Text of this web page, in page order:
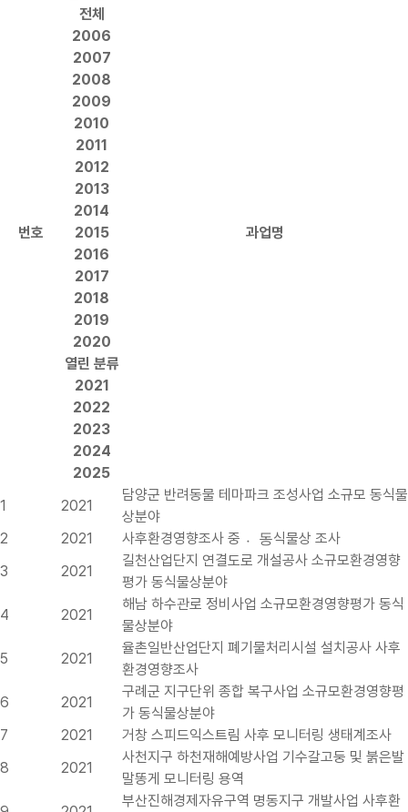
번호
전체
2006
2007
2008
2009
2010
2011
2012
2013
2014
2015
2016
2017
2018
2019
2020
열린 분류
2021
2022
2023
2024
2025
과업명
1 2021
담양군 반려동물 테마파크 조성사업 소규모 동식물
상분야
2
2021
사후환경영향조사 중 동〮식물상 조사
3
2021
길천산업단지 연결도로 개설공사 소규모환경영향
평가 동식물상분야
4
2021
해남 하수관로 정비사업 소규모환경영향평가 동식
물상분야
5
2021
율촌일반산업단지 폐기물처리시설 설치공사 사후
환경영향조사
6
2021
구례군 지구단위 종합 복구사업 소규모환경영향평
가 동식물상분야
7
2021
거창 스피드익스트림 사후 모니터링 생태계조사
8
2021
사천지구 하천재해예방사업 기수갈고둥 및 붉은발
말똥게 모니터링 용역
부산진해경제자유구역 명동지구 개발사업 사후환